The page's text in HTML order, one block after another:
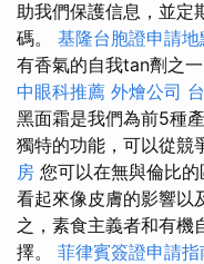
助我們保護信息，並定
碼。 基隆台胞證申請地
有香氣的自我tan劑之
中眼科推薦 外燴公司
黑面霜是我們為前5種
獨特的功能，可以從競
房 您可以在無與倫比
看起來像皮膚的影響以
之，素食主義者和有機
擇。 菲律賓簽證申請指